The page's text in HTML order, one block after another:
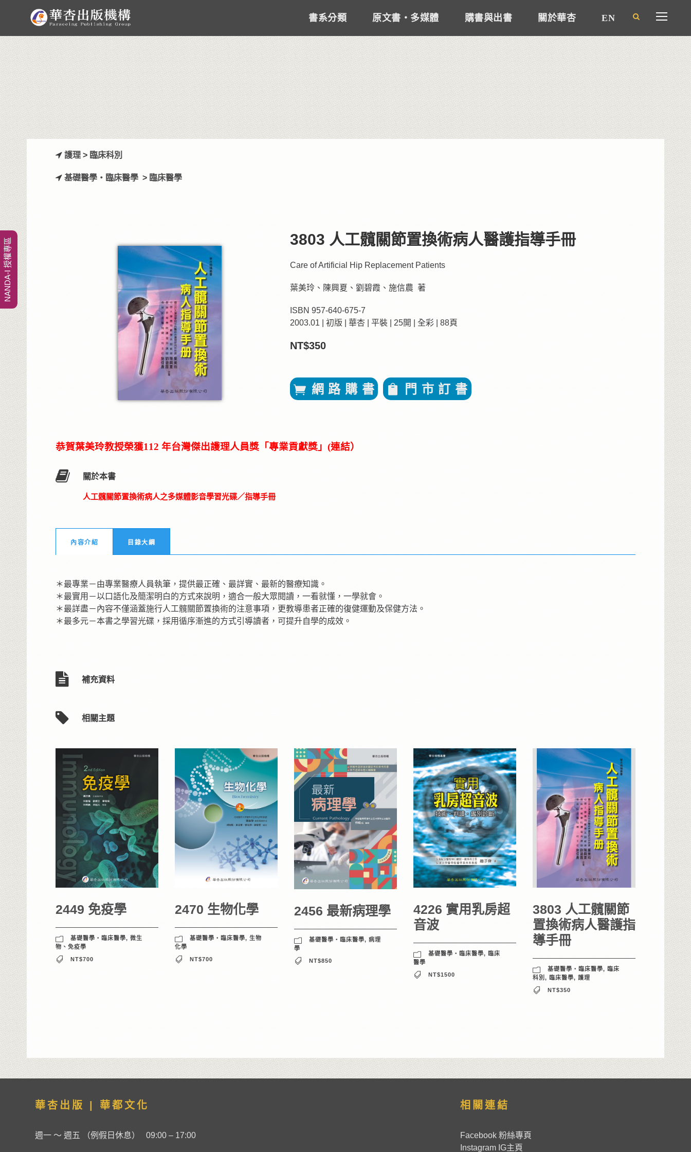
書系分類 原文書‧多媒體 購書與出書 關於華杏 EN
護理 > 臨床科別
基礎醫學‧臨床醫學 > 臨床醫學
3803 人工髖關節置換術病人醫護指導手冊
Care of Artificial Hip Replacement Patients
葉美玲、陳興夏、劉碧霞、施信農 著
ISBN 957-640-675-7
2003.01 | 初版 | 華杏 | 平裝 | 25開 | 全彩 | 88頁
NT$350
網 路 購 書 門 市 訂 書
恭賀葉美玲教授榮獲112 年台灣傑出護理人員獎「專業貢獻獎」(連結）
關於本書
人工髖關節置換術病人之多媒體影音學習光碟／指導手冊
內容介紹 目錄大綱
＊最專業－由專業醫療人員執筆，提供最正確、最詳實、最新的醫療知識。
＊最實用－以口語化及簡潔明白的方式來說明，適合一般大眾閱讀，一看就懂，一學就會。
＊最詳盡－內容不僅涵蓋施行人工髖關節置換術的注意事項，更教導患者正確的復健運動及保健方法。
＊最多元－本書之學習光碟，採用循序漸進的方式引導讀者，可提升自學的成效。
補充資料
相關主題
2449 免疫學
基礎醫學‧臨床醫學, 微生
物、免疫學
NT$700
2470 生物化學
基礎醫學‧臨床醫學, 生物
化學
NT$700
2456 最新病理學
基礎醫學‧臨床醫學, 病理
學
NT$850
4226 實用乳房超
音波
基礎醫學‧臨床醫學, 臨床
醫學
NT$1500
3803 人工髖關節
置換術病人醫護指
導手冊
基礎醫學‧臨床醫學, 臨床
科別 , 臨床醫學, 護理
NT$350
華杏出版 | 華都文化
週一 ～ 週五 （例假日休息） 09:00 – 17:00
相關連結
Facebook 粉絲專頁
Instagram IG主頁
NANDA-I 授權專區